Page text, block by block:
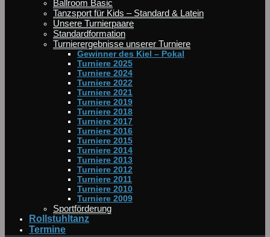
Ballroom Basic
Tanzsport für Kids – Standard & Latein
Unsere Turnierpaare
Standardformation
Turnierergebnisse unserer Turniere
Gewinner des Kiel – Pokal
Turniere 2025
Turniere 2024
Turniere 2022
Turniere 2021
Turniere 2019
Turniere 2018
Turniere 2017
Turniere 2016
Turniere 2015
Turniere 2014
Turniere 2013
Turniere 2012
Turniere 2011
Turniere 2010
Turniere 2009
Sportförderung
Rollstuhltanz
Termine